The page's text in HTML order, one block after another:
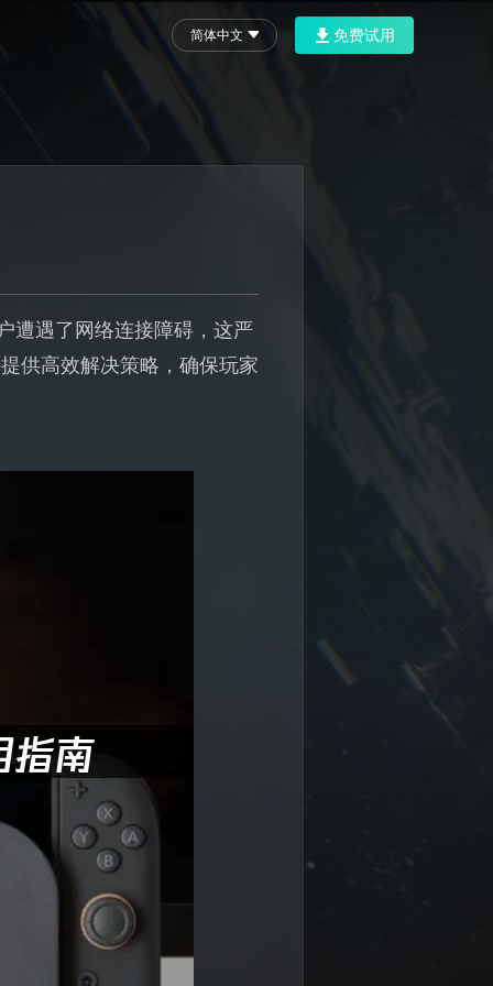
简体中文 免费试用
遭遇了网络连接障碍，这严
供高效解决策略，确保玩家